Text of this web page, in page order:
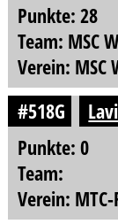
Punkte: 28
Team: MSC
Verein: MSC
#518G
Punkte: 0
Team:
Verein: